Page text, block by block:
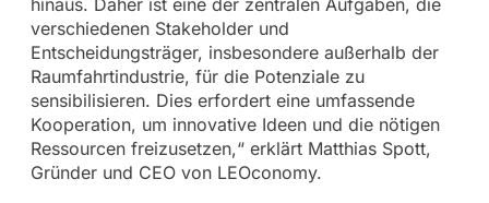
hinaus. Daher ist eine der zentralen Aufgaben, die
verschiedenen Stakeholder und
Entscheidungsträger, insbesondere außerhalb der
Raumfahrtindustrie, für die Potenziale zu
sensibilisieren. Dies erfordert eine umfassende
Kooperation, um innovative Ideen und die nötigen
Ressourcen freizusetzen,“ erklärt Matthias Spott,
Gründer und CEO von LEOconomy.